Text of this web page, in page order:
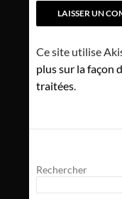
Ce site utilise
plus sur la façon
traitées.
Rechercher